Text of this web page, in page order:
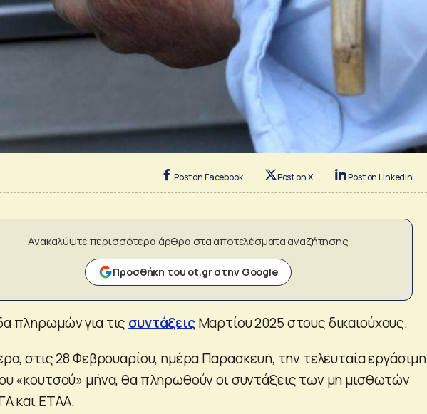
Post on Facebook Post on X Post on LinkedIn
Ανακαλύψτε περισσότερα άρθρα στα αποτελέσματα αναζήτησης
Προσθήκη του ot.gr στην Google
πληρωμών για τις συντάξειςΜαρτίου 2025 στους δικαιούχους.
στις 28 Φεβρουαρίου, ημέρα Παρασκευή, την τελευταία εργάσιμη
«κουτσού» μήνα, θα πληρωθούν οι συντάξεις των μη μισθωτών
και ΕΤΑΑ.